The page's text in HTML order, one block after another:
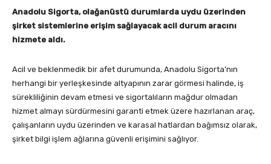
Anadolu Sigorta, olağanüstü durumlarda uydu üzerinden
şirket sistemlerine erişim sağlayacak acil durum aracını
hizmete aldı.
Acil ve beklenmedik bir afet durumunda, Anadolu Sigorta’nın
herhangi bir yerleşkesinde altyapının zarar görmesi halinde, iş
sürekliliğinin devam etmesi ve sigortalıların mağdur olmadan
hizmet almayı sürdürmesini garanti etmek üzere hazırlanan araç,
çalışanların uydu üzerinden ve karasal hatlardan bağımsız olarak,
şirket bilgi işlem ağlarına güvenli erişimini sağlıyor.